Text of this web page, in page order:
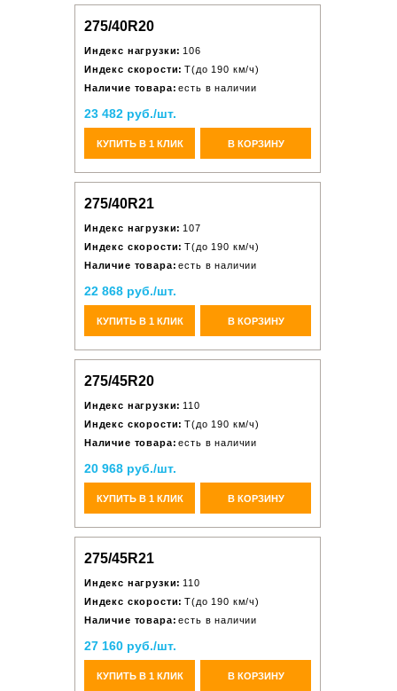
275/40R20
Индекс нагрузки: 106
Индекс скорости: T(до 190 км/ч)
Наличие товара: есть в наличии
23 482 руб./шт.
КУПИТЬ В 1 КЛИК В КОРЗИНУ
275/40R21
Индекс нагрузки: 107
Индекс скорости: T(до 190 км/ч)
Наличие товара: есть в наличии
22 868 руб./шт.
КУПИТЬ В 1 КЛИК В КОРЗИНУ
275/45R20
Индекс нагрузки: 110
Индекс скорости: T(до 190 км/ч)
Наличие товара: есть в наличии
20 968 руб./шт.
КУПИТЬ В 1 КЛИК В КОРЗИНУ
275/45R21
Индекс нагрузки: 110
Индекс скорости: T(до 190 км/ч)
Наличие товара: есть в наличии
27 160 руб./шт.
КУПИТЬ В 1 КЛИК В КОРЗИНУ